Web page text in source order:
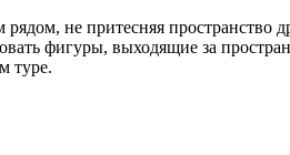
не притесняя пространство
фигуры, выходящие за
туре.